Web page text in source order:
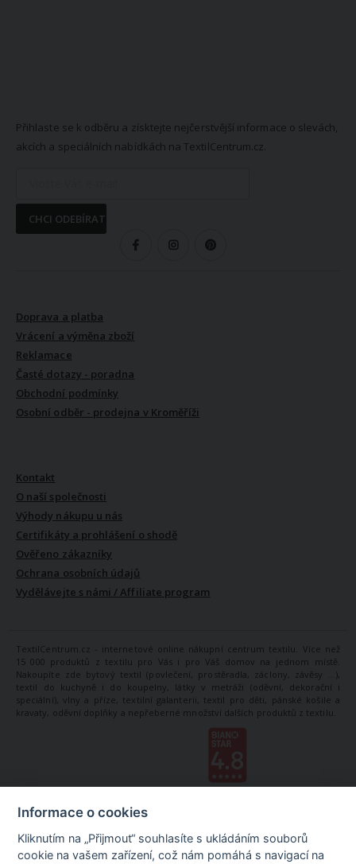
Přihlaste se k odběru a získtejte nejčerstvější informace o slevách,
akcích a speciálních nabídkách na TextilCentrum.cz.
CHCI ODEBÍRAT
Doprava a platba
Vrácení a výměna zboží
Reklamace
Časté dotazy - poradna
Obchodní podmínky
Osobní odběr - prodejna v Kroměříži
Kontakt
O naší společnosti
Výhody nákupu u nás
Certifikáty a prohlášení o shodě
Ověřeno zákazníky
Ochrana osobních údajů
Vydělávejte s námi / Affiliate program
TextilCentrum.cz - internetové online nákupní centrum textilu. Více než
15 000 produktů z textilu pro Vás i pro Váš domov na jednom místě.
Nakoupíte zde bytový textil (povlečení, prostěradla, záclony, závěsy ...),
textil do kuchyně i do koupelny, látky v metráži (oděvní, dekorační i
speciální), vlny a příze, textilní galanterii, textil pro děti, pánské košile a
kravaty, oděvní doplňky a nepřeberné množství dalších produktů z textilu.
Informace o cookies
Kliknutím na „Přijmout“ souhlasíte s ukládáním souborů
cookie na vašem zařízení, což nám pomáhá s navigací na